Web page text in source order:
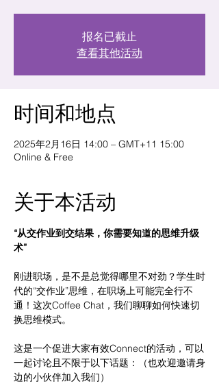
报名已截止
查看其他活动
时间和地点
2025年2月16日 14:00 – GMT+11 15:00
Online & Free
关于本活动
“从交作业到交结果，你需要知道的思维升级
术”
刚进职场，是不是总觉得哪里不对劲？学生时
代的“交作业”思维，在职场上可能完全行不
通！这次Coffee Chat，我们聊聊如何快速切
换思维模式。
这是一个促进大家有效Connect的活动，可以
一起讨论且不限于以下话题：（也欢迎邀请身
边的小伙伴加入我们）